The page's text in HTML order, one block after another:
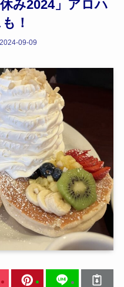
み2024」アロハ
！
2024-09-09